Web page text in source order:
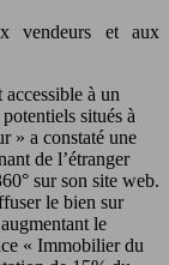
vendeurs et aux
à un
situés à
» a constaté une
de l’étranger
sur son site web.
le bien sur
le
« Immobilier du